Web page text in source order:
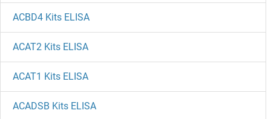
ACBD4 Kits ELISA
ACAT2 Kits ELISA
ACAT1 Kits ELISA
ACADSB Kits ELISA